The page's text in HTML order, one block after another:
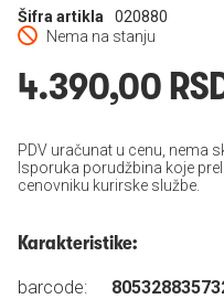
Nema na stanju
Šifra artikla 020880
4.390,00
PDV uračunat u cenu, nema
Isporuka porudžbina koje
cenovniku kurirske službe.
Karakteristike:
barcode: